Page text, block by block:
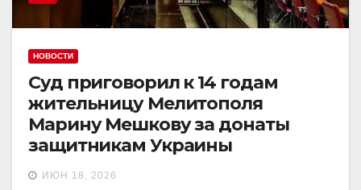
НОВОСТИ
Суд приговорил к 14 годам
жительницу Мелитополя
Марину Мешкову за донаты
защитникам Украины
ИЮН 18, 2026